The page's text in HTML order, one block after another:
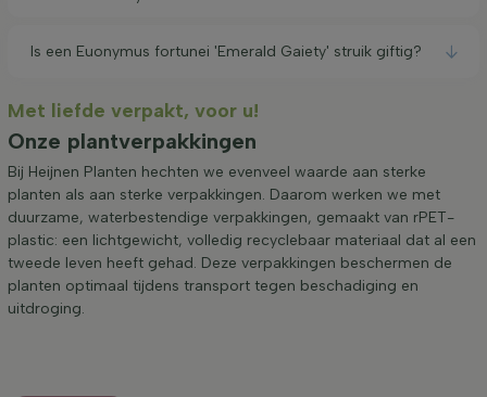
Is een Euonymus fortunei 'Emerald Gaiety' struik giftig?
Met liefde verpakt, voor u!
Onze plantverpakkingen
Bij Heijnen Planten hechten we evenveel waarde aan sterke
planten als aan sterke verpakkingen. Daarom werken we met
duurzame, waterbestendige verpakkingen, gemaakt van rPET-
plastic: een lichtgewicht, volledig recyclebaar materiaal dat al een
tweede leven heeft gehad. Deze verpakkingen beschermen de
planten optimaal tijdens transport tegen beschadiging en
uitdroging.